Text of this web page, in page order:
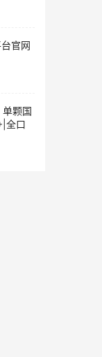
官网
颗国
全口